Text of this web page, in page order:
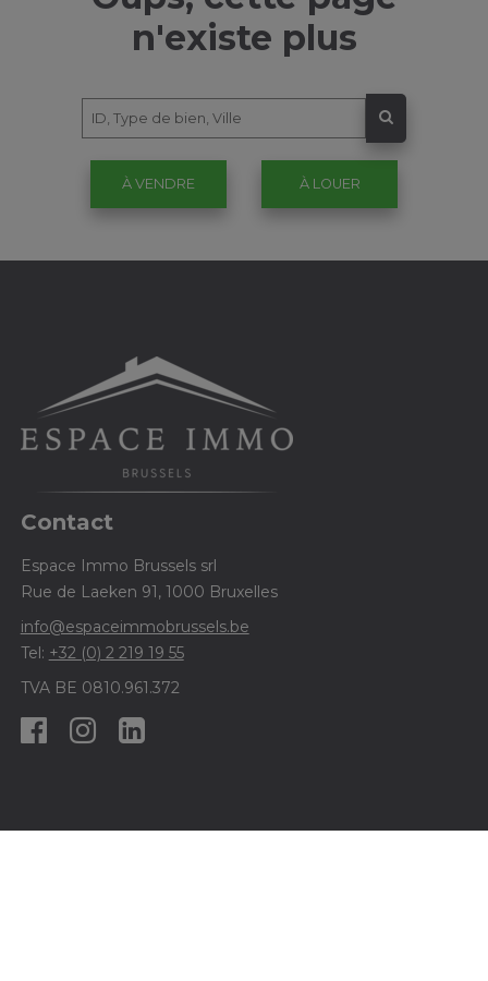
n'existe plus
À VENDRE À LOUER
Contact
Espace Immo Brussels srl
Rue de Laeken 91, 1000 Bruxelles
info@espaceimmobrussels.be
Tel: +32 (0) 2 219 19 55
TVA BE 0810.961.372